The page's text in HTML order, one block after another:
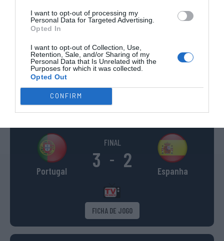
I want to opt-out of processing my
Personal Data for Targeted Advertising.
Opted In
I want to opt-out of Collection, Use,
Retention, Sale, and/or Sharing of my
Personal Data that Is Unrelated with the
Purposes for which it was collected.
Opted Out
CONFIRM
WSE MEN
CHAMPIONS
WSE WOMEN
CHAMPIONS
WSE CUP
MEN
WOMEN
WSE
TROPHY
ESPANHA ITÁLIA FRANÇA ALEMANHA SUÍÇA
INGLATERRA
Portugal
FINAL
3 - 2 Espanha
FICHA DE JOGO